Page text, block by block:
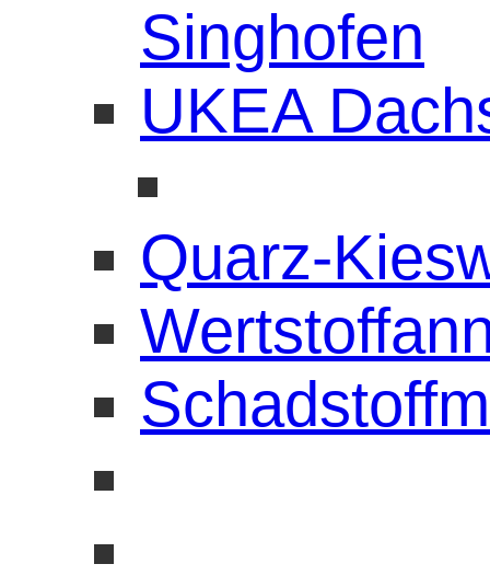
Singhofen
UKEA
Quarz-